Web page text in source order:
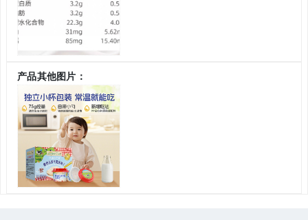
产品其他图片：